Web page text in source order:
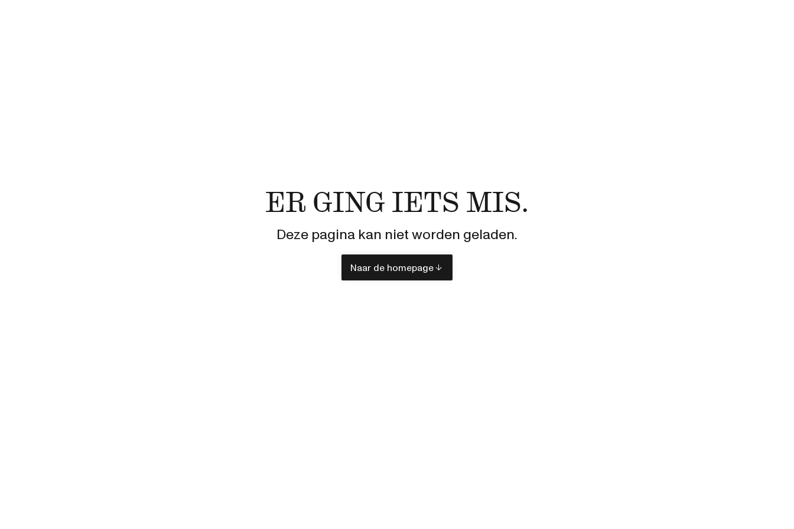
ER GING IETS MIS.
Deze pagina kan niet worden geladen.
Naar de homepage